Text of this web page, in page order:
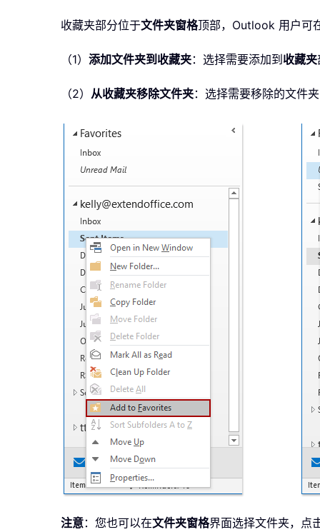
收藏夹部分位于文件夹窗格顶部，Outlook 用户可
（1） 添加文件夹到收藏夹：选择需要添加到 收藏夹
（2） 从收藏夹移除文件夹：选择需要移除的文件
注意：您也可以在文件夹窗格界面选择文件夹，点